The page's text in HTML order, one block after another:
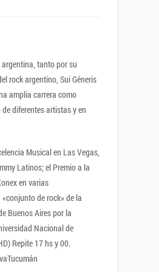
tanto por su
rock argentino, Sui Géneris
amplia carrera como
diferentes artistas y en
Musical en Las Vegas,
Latinos; el Premio a la
en varias
de rock» de la
Buenos Aires por la
Nacional de
Repite 17 hs y 00.